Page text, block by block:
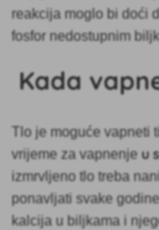
reakcija moglo bi doći
fosfor nedostupnim
Kada
Tlo je moguće vapneti
vrijeme za vapnenje u
izmrvljeno tlo treba
ponavljati svake
kalcija u biljkama i